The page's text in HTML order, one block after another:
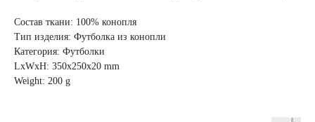
Состав ткани: 100% конопля
Тип изделия: Футболка из конопли
Категория: Футболки
LxWxH: 350x250x20 mm
Weight: 200 g